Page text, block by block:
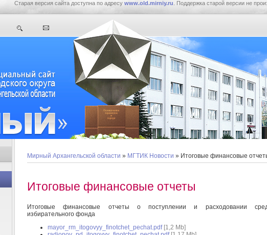
Старая версия сайта доступна по адресу www.old.mirniy.ru . Поддержка старой версии не
Мирный Архангельской области » МГТИК Новости » Итоговые финансовые
Итоговые финансовые отчеты
Итоговые финансовые отчеты о поступлении и расходовании
избирательного фонда
mayor_rm_itogovyy_finotchet_pechat.pdf[1,2 Mb]